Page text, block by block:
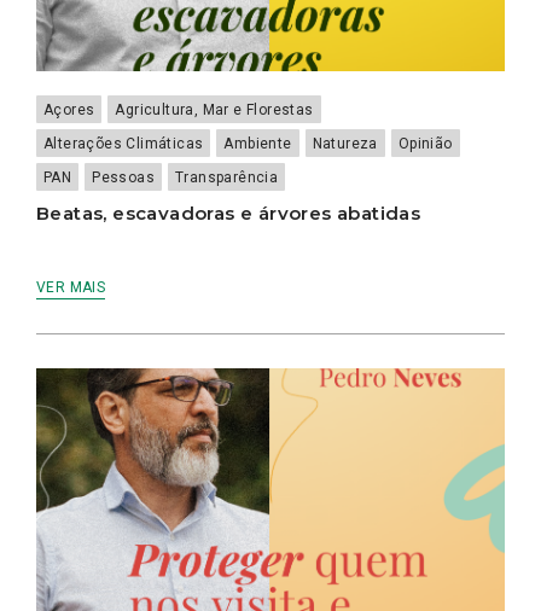
Açores
Agricultura, Mar e Florestas
Alterações Climáticas
Ambiente Natureza
Opinião
PAN
Pessoas Transparência
Beatas, escavadoras e árvores abatidas
VER MAIS